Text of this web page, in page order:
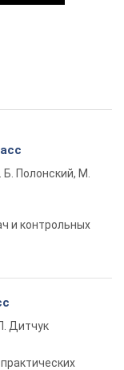
Б. Полонский, М.
и контрольных
Дитчук